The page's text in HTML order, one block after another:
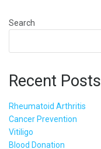
Search
Recent Posts
Rheumatoid Arthritis
Cancer Prevention
Vitiligo
Blood Donation